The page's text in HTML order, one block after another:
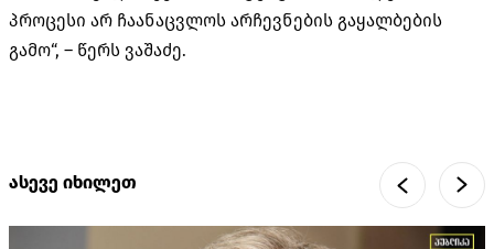
პროცესი არ ჩაანაცვლოს არჩევნების გაყალბების
გამო“, – წერს ვაშაძე.
ასევე იხილეთ